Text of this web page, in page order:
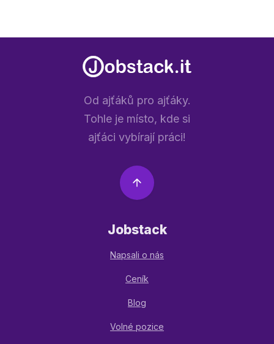
Od ajťáků pro ajťáky.
Tohle je místo, kde si
ajťáci vybírají práci!
Jobstack
Napsali o nás
Ceník
Blog
Volné pozice